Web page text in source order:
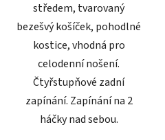
středem, tvarovaný
bezešvý košíček, pohodlné
kostice, vhodná pro
celodenní nošení.
Čtyřstupňové zadní
zapínání. Zapínání na 2
háčky nad sebou.